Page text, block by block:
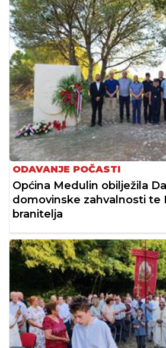
ODAVANJE POČASTI
Općina Medulin obilježila
domovinske zahvalnosti te
branitelja